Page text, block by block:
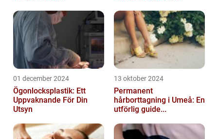
01 december 2024
Ögonlocksplastik: Ett
Uppvaknande För Din
Utsyn
13 oktober 2024
Permanent
hårborttagning i Umeå: En
utförlig guide...